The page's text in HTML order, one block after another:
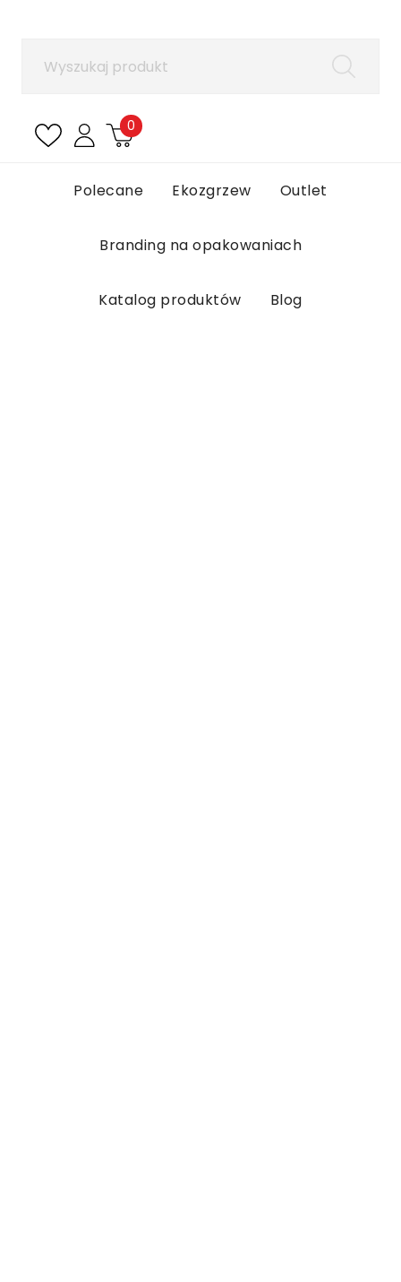
0
Polecane Ekozgrzew Outlet
Branding na opakowaniach
Katalog produktów Blog
Aby zapisać produkty na liście ulubionych, musisz
Anuluj Zaloguj się